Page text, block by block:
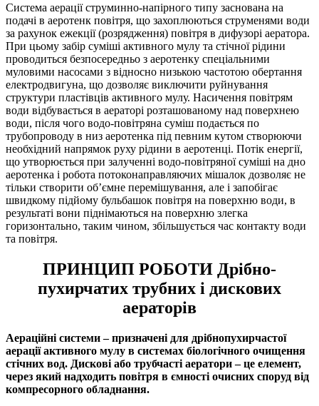
Система аерації струминно-напірного типу заснована на
подачі в аеротенк повітря, що захоплюються струменями води
за рахунок ежекції (розрядження) повітря в дифузорі аератора.
При цьому забір суміші активного мулу та стічної рідини
проводиться безпосередньо з аеротенку спеціальними
муловими насосами з відносно низькою частотою обертання
електродвигуна, що дозволяє виключити руйнування
структури пластівців активного мулу. Насичення повітрям
води відбувається в аераторі розташованому над поверхнею
води, після чого водо-повітряна суміш подається по
трубопроводу в низ аеротенка під певним кутом створюючи
необхідний напрямок руху рідини в аеротенці. Потік енергії,
що утворюється при залученні водо-повітряної суміші на дно
аеротенка і робота потоконаправляючих мішалок дозволяє не
тільки створити об’ємне перемішування, але і запобігає
швидкому підйому бульбашок повітря на поверхню води, в
результаті вони піднімаються на поверхню злегка
горизонтально, таким чином, збільшується час контакту води
та повітря.
ПРИНЦИП РОБОТИ Дрібно-
пухирчатих трубних і дискових
аераторів
Аераційні системи – призначені для дрібнопухирчастої
аерації активного мулу в системах біологічного очищення
стічних вод. Дискові або трубчасті аератори – це елемент,
через який надходить повітря в ємності очисних споруд від
компресорного обладнання.